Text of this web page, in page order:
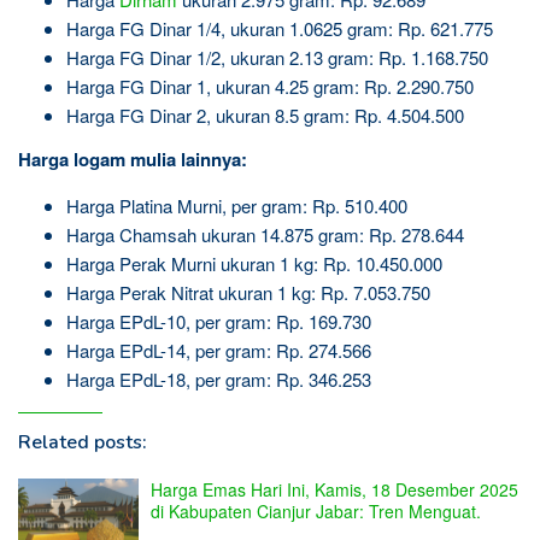
Harga FG Dinar 1/4, ukuran 1.0625 gram: Rp. 621.775
Harga FG Dinar 1/2, ukuran 2.13 gram: Rp. 1.168.750
Harga FG Dinar 1, ukuran 4.25 gram: Rp. 2.290.750
Harga FG Dinar 2, ukuran 8.5 gram: Rp. 4.504.500
Harga logam mulia lainnya:
Harga Platina Murni, per gram: Rp. 510.400
Harga Chamsah ukuran 14.875 gram: Rp. 278.644
Harga Perak Murni ukuran 1 kg: Rp. 10.450.000
Harga Perak Nitrat ukuran 1 kg: Rp. 7.053.750
Harga EPdL-10, per gram: Rp. 169.730
Harga EPdL-14, per gram: Rp. 274.566
Harga EPdL-18, per gram: Rp. 346.253
Related posts:
Harga Emas Hari Ini, Kamis, 18 Desember 2025
di Kabupaten Cianjur Jabar: Tren Menguat.